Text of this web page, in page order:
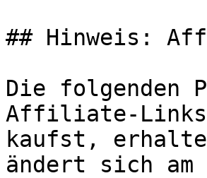
## Hinweis:
Die folgenden
Affiliate-Links.
kaufst,
ändert sich